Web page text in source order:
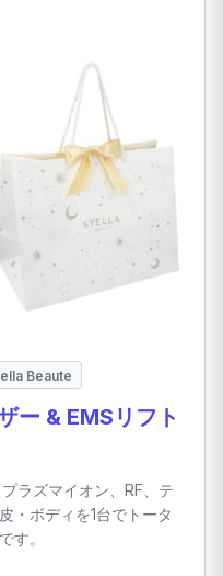
Beaute
ー & EMSリフト
ラズマイオン、RF、テ
・ボディを1台でトータ
す。